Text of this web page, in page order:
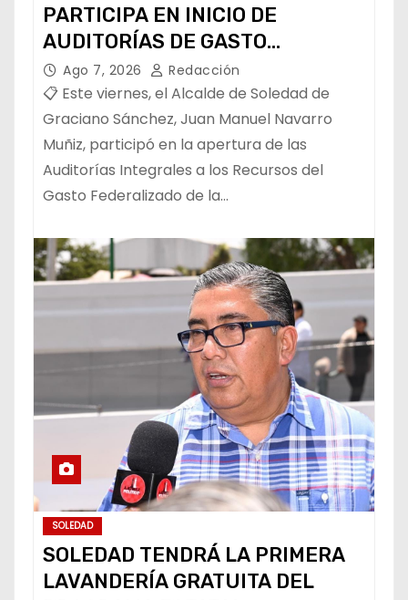
PARTICIPA EN INICIO DE
AUDITORÍAS DE GASTO
FEDERALIZADO 📝
Ago 7, 2026 Redacción
📋 Este viernes, el Alcalde de Soledad de
Graciano Sánchez, Juan Manuel Navarro
Muñiz, participó en la apertura de las
Auditorías Integrales a los Recursos del
Gasto Federalizado de la…
SOLEDAD
SOLEDAD TENDRÁ LA PRIMERA
LAVANDERÍA GRATUITA DEL